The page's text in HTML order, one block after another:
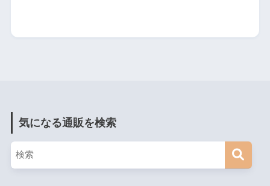
気になる通販を検索